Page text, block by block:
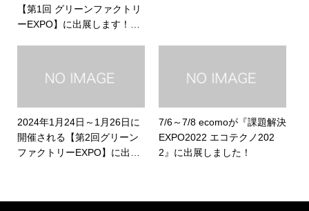
【第1回 グリーンファクトリ
ーEXPO】に出展します！ぜ
2024年1月24日～1月26日に
開催される【第2回グリーン
ファクトリーEXPO】に出展
7/6～7/8 ecomoが『課題解決
EXPO2022 エコテクノ202
2』に出展しました！